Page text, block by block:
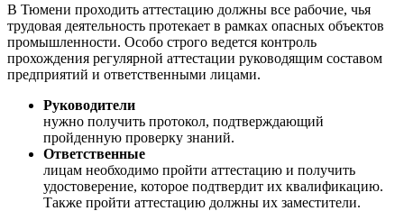
В Тюмени проходить аттестацию должны все рабочие, чья
трудовая деятельность протекает в рамках опасных объектов
промышленности. Особо строго ведется контроль
прохождения регулярной аттестации руководящим составом
предприятий и ответственными лицами.
Руководители
нужно получить протокол, подтверждающий
пройденную проверку знаний.
Ответственные
лицам необходимо пройти аттестацию и получить
удостоверение, которое подтвердит их квалификацию.
Также пройти аттестацию должны их заместители.